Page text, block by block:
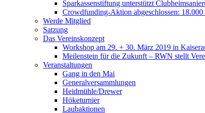
Sparkassenstiftung unterstützt
Crowdfunding-Aktion abgeschlossen:
Werde Mitglied
Satzung
Das Vereinskonzept
Workshop am 29. + 30. März 2019 in
Meilenstein für die Zukunft – RWN stellt
Veranstaltungen
Gang in den Mai
Generalversammlungen
Heidmühle/Drewer
Höketurnier
Laubaktionen